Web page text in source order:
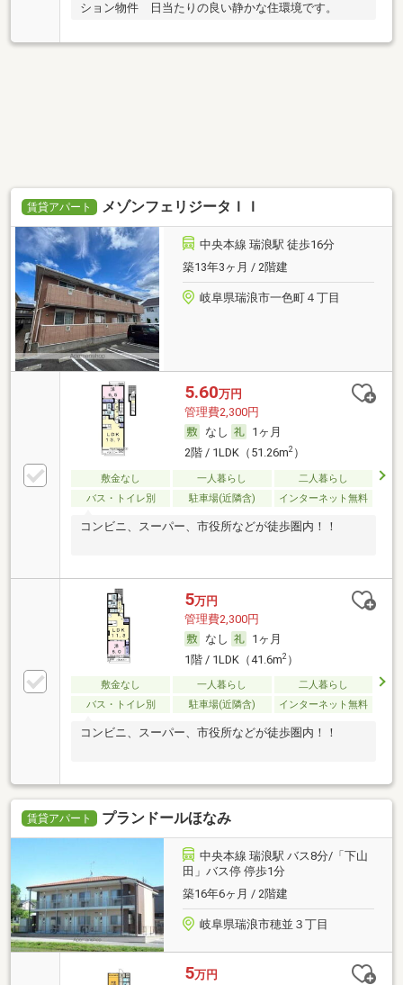
ション物件 日当たりの良い静かな住環境です。
賃貸アパート メゾンフェリジータＩＩ
中央本線 瑞浪駅 徒歩16分
築13年3ヶ月 / 2階建
岐阜県瑞浪市一色町４丁目
5.60万円
管理費2,300円
なし
1ヶ月
2階 / 1LDK（51.26m2）
敷金なし 一人暮らし
二人暮らし
バス・トイレ別
駐車場(近隣含) インターネット無料
コンビニ、スーパー、市役所などが徒歩圏内！！
5万円
管理費2,300円
なし
1ヶ月
1階 / 1LDK（41.6m2）
敷金なし 一人暮らし
二人暮らし
バス・トイレ別
駐車場(近隣含) インターネット無料
コンビニ、スーパー、市役所などが徒歩圏内！！
賃貸アパート プランドールほなみ
中央本線 瑞浪駅 バス8分/「下山
田」バス停 停歩1分
築16年6ヶ月 / 2階建
岐阜県瑞浪市穂並３丁目
5万円